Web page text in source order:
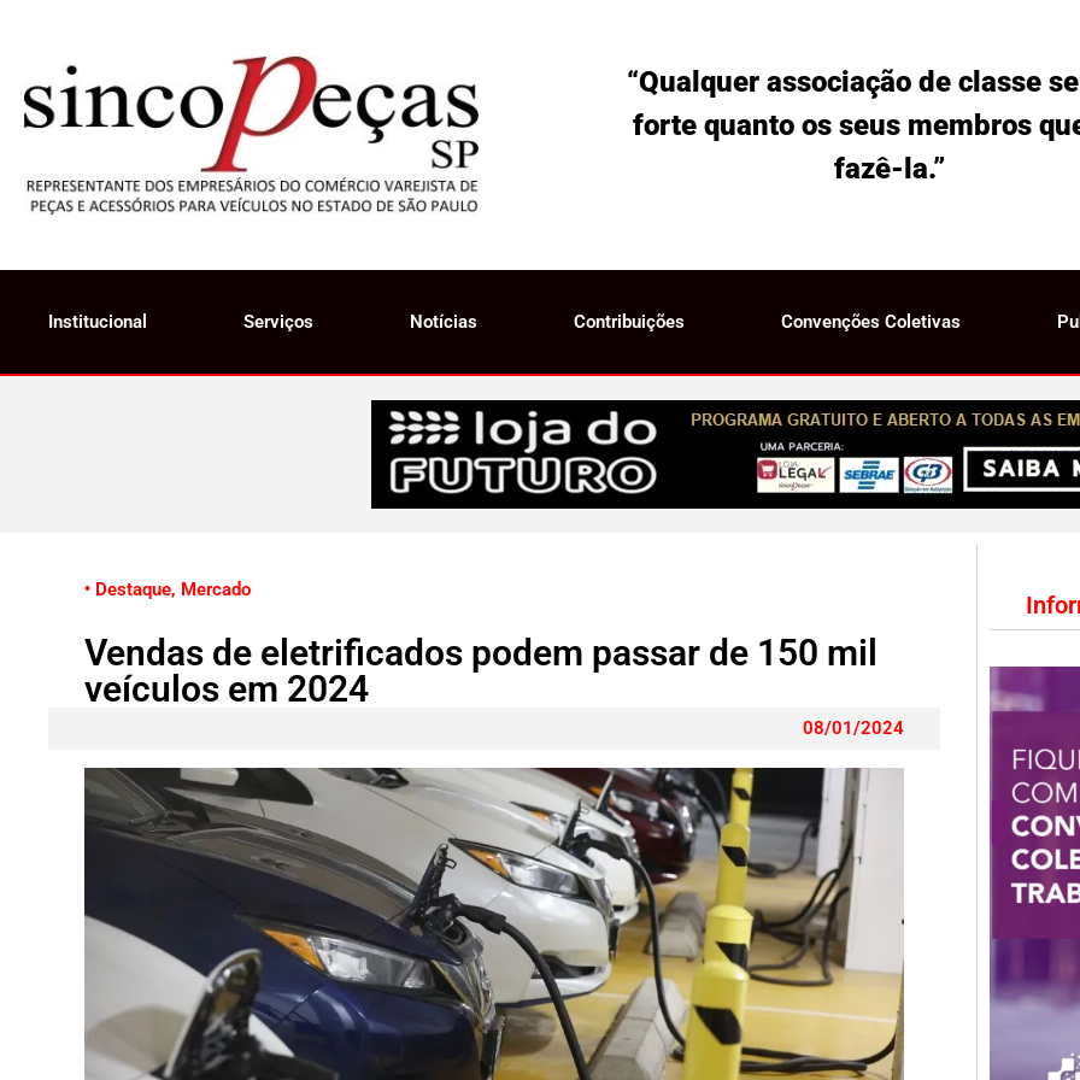
“Qualquer associação de classe
forte quanto os seus membros
fazê-la.”
Institucional Serviços Notícias Contribuições Convenções Coletivas
• Destaque, Mercado
Vendas de eletrificados podem passar de 150 mil
veículos em 2024
08/01/2024